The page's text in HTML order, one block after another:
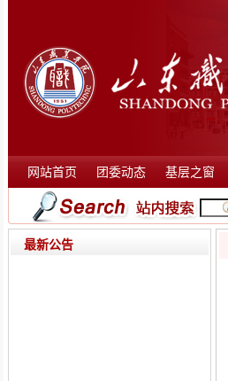
网站首页 团委动态 基层之窗
最新公告